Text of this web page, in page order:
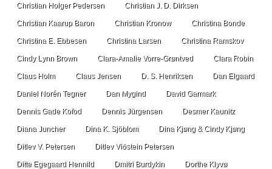
Christian Holger Pedersen Christian J. D. Dirksen
Christian Kaarup Baron Christian Kronow Christina Bonde
Christina E. Ebbesen Christina Larsen Christina Ramskov
Cindy Lynn Brown Clara-Amalie Vorre-Grøntved Clara Robin
Claus Holm Claus Jensen D. S. Henriksen Dan Elgaard
Daniel Norén Tegner Dan Mygind David Garmark
Dennis Gade Kofod Dennis Jürgensen Desmer Kaunitz
Diana Juncher Dina K. Sjöblom Dina Kjøng & Cindy Kjøng
Ditlev V. Petersen Ditlev Viðstein Petersen
Ditte Egegaard Hennild Dmitri Burdykin Dorthe Klyvø